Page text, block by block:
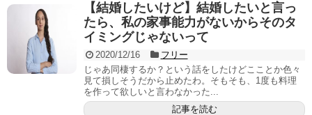
【結婚したいけど】結婚したいと言っ
たら、私の家事能力がないからそのタ
イミングじゃないって
2020/12/16
フリー
じゃあ同棲するか？という話をしたけどこことか色々
見て損しそうだから止めたわ。そもそも、1度も料理
を作って欲しいと言わなかった...
記事を読む